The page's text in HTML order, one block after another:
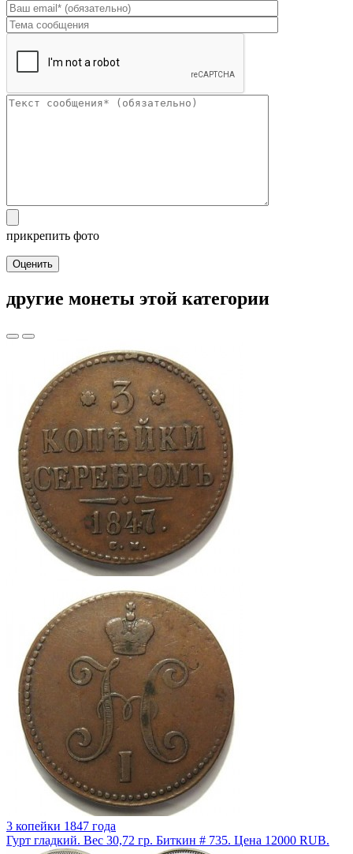
прикрепить фото
Оценить
другие монеты этой категории
3 копейки 1847 года
Гурт гладкий. Вес 30,72 гр. Биткин # 735. Цена 12000 RUB.